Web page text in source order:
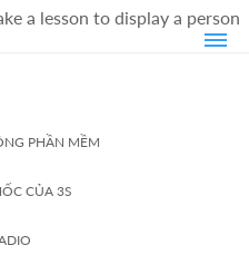
a lesson to display a person
PHẦN MỀM
CỦA 3S